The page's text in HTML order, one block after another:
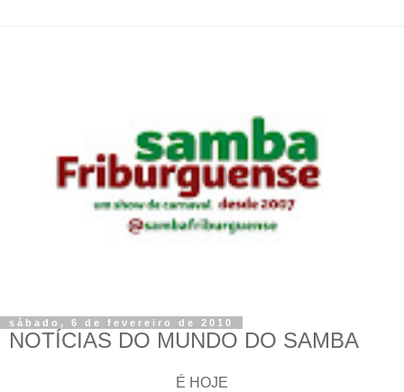
sábado, 6 de fevereiro de 2010
NOTÍCIAS DO MUNDO DO SAMBA
É HOJE